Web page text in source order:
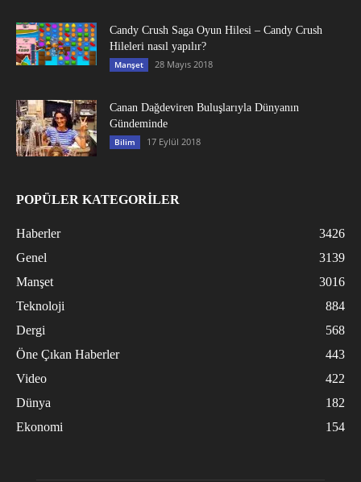
Candy Crush Saga Oyun Hilesi – Candy Crush
Hileleri nasıl yapılır?
Manşet 28 Mayıs 2018
Canan Dağdeviren Buluşlarıyla Dünyanın
Gündeminde
Bilim 17 Eylül 2018
POPÜLER KATEGORİLER
Haberler
3426
Genel
3139
Manşet
3016
Teknoloji
884
Dergi
568
Öne Çıkan Haberler
443
Video
422
Dünya
182
Ekonomi
154